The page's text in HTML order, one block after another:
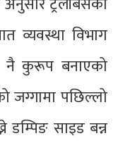
व्यवस्था विभाग
नै कुरूप बनाएको
जग्गामा पछिल्लो
डम्पिङ साइड बन्न